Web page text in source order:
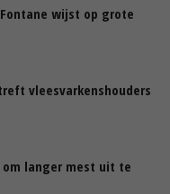
wijst op grote
vleesvarkenshouders
langer mest uit te